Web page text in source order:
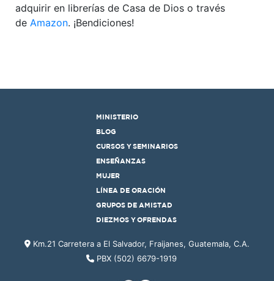
adquirir en librerías de Casa de Dios o través
de Amazon. ¡Bendiciones!
MINISTERIO
BLOG
CURSOS Y SEMINARIOS
ENSEÑANZAS
MUJER
LÍNEA DE ORACIÓN
GRUPOS DE AMISTAD
DIEZMOS Y OFRENDAS
Km.21 Carretera a El Salvador, Fraijanes, Guatemala, C.A.
PBX (502) 6679-1919